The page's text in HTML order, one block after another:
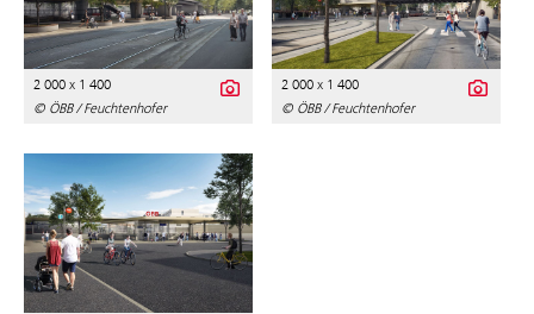
2 000 x 1 400
© ÖBB / Feuchtenhofer
2 000 x 1 400
© ÖBB / Feuchtenhofer